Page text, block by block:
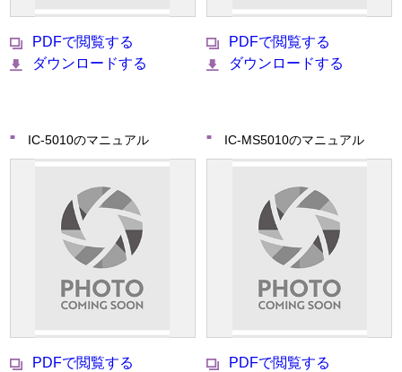
PDFで閲覧する
ダウンロードする
PDFで閲覧する
ダウンロードする
IC-5010のマニュアル
PDFで閲覧する
IC-MS5010のマニュアル
PDFで閲覧する